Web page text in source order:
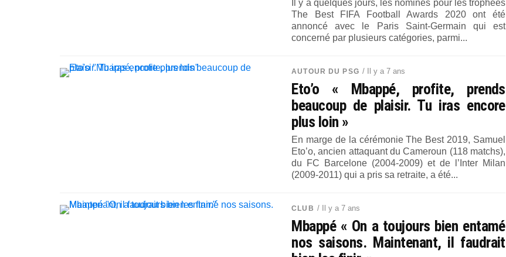
Il y a quelques jours, les nominés pour les trophées
The Best FIFA Football Awards 2020 ont été
annoncé avec le Paris Saint-Germain qui est
concerné par plusieurs catégories, parmi...
AUTOUR DU PSG / Il y a 7 ans
Eto’o « Mbappé, profite, prends
beaucoup de plaisir. Tu iras encore
plus loin »
En marge de la cérémonie The Best 2019, Samuel
Eto’o, ancien attaquant du Cameroun (118 matchs),
du FC Barcelone (2004-2009) et de l’Inter Milan
(2009-2011) qui a pris sa retraite, a été...
CLUB / Il y a 7 ans
Mbappé « On a toujours bien entamé
nos saisons. Maintenant, il faudrait